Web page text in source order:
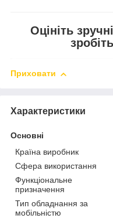
Оцініть
Приховати
Характеристики
Основні
Країна виробник
Сфера використання
Функціональне
призначення
Тип обладнання за
мобільністю